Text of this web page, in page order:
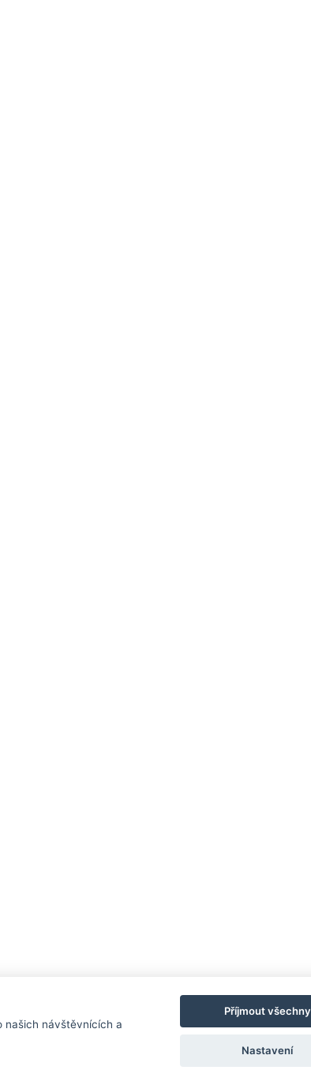
našich návštěvnících a
Příjmout všechny
Nastavení